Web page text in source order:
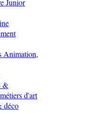
Junior
Animation,
&
d'art
déco